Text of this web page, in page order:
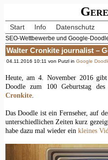
Start Info Datenschutz
SEO-Wettbewerbe und Google-
Walter Cronkite journalist –
04.11.2016 10:11 von Putzl in Google
Heute, am 4. November 2016
Doodle zum 100 Geburtstag
Cronkite.
Das Doodle ist ein Fernseher, auf
unterschiedlichen Zeiten kurz
habe dazu mal wieder ein kleines